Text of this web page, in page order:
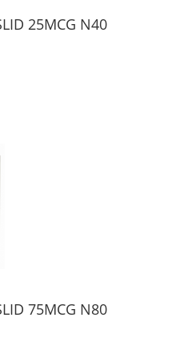
25MCG N40
75MCG N80